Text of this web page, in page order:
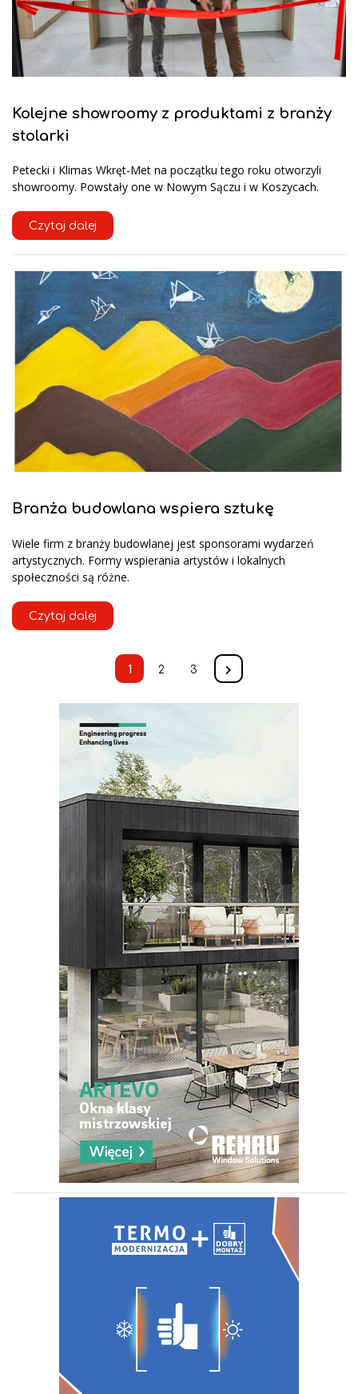
Kolejne showroomy z produktami z branży
stolarki
Petecki i Klimas Wkręt-Met na początku tego roku otworzyli
showroomy. Powstały one w Nowym Sączu i w Koszycach.
Czytaj dalej
Branża budowlana wspiera sztukę
Wiele firm z branży budowlanej jest sponsorami wydarzeń
artystycznych. Formy wspierania artystów i lokalnych
społeczności są różne.
Czytaj dalej
1 2 3